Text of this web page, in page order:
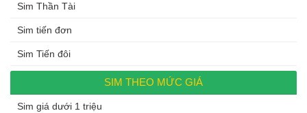
Sim Thần Tài
Sim tiến đơn
Sim Tiến đôi
SIM THEO MỨC GIÁ
Sim giá dưới 1 triệu